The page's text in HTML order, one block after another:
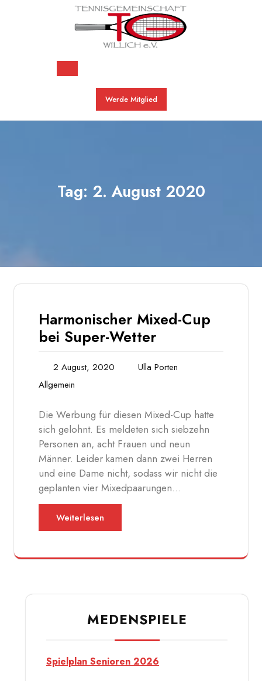
Open
Button
Werde Mitglied
Tag: 2. August 2020
Harmonischer Mixed-Cup
bei Super-Wetter
2 August, 2020
Ulla Porten
Allgemein
Die Werbung für diesen Mixed-Cup hatte
sich gelohnt. Es meldeten sich siebzehn
Personen an, acht Frauen und neun
Männer. Leider kamen dann zwei Herren
und eine Dame nicht, sodass wir nicht die
geplanten vier Mixedpaarungen…
Weiterlesen
MEDENSPIELE
Spielplan Senioren 2026